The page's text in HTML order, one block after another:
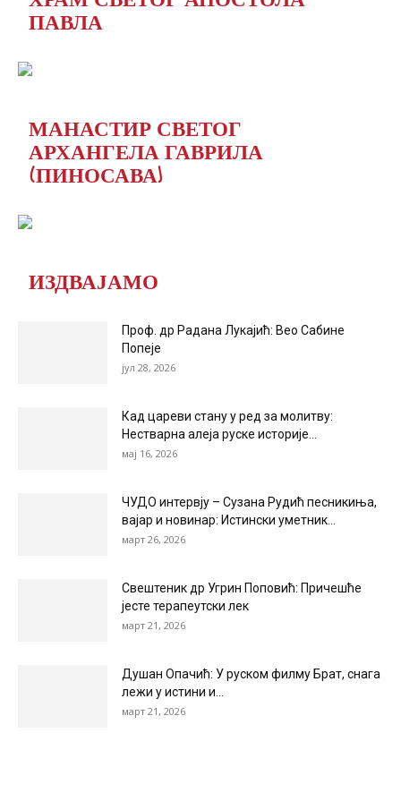
ПАВЛА
МАНАСТИР СВЕТОГ
АРХАНГЕЛА ГАВРИЛА
(ПИНОСАВА)
ИЗДВАЈАМО
Проф. др Радана Лукајић: Вео Сабине
Попеје
јул 28, 2026
Кад цареви стану у ред за молитву:
Нестварна алеја руске историје...
мај 16, 2026
ЧУДО интервју – Сузана Рудић песникиња,
вајар и новинар: Истински уметник...
март 26, 2026
Свештеник др Угрин Поповић: Причешће
јесте терапеутски лек
март 21, 2026
Душан Опачић: У руском филму Брат, снага
лежи у истини и...
март 21, 2026